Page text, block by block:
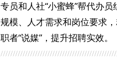
专员和人社“小蜜蜂”帮代办
规模、人才需求和岗位要求
职者“说媒”，提升招聘实效。